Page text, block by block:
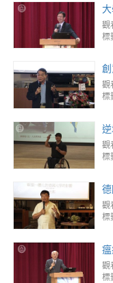
觀
標
觀
標
觀
標
觀
標
觀
標